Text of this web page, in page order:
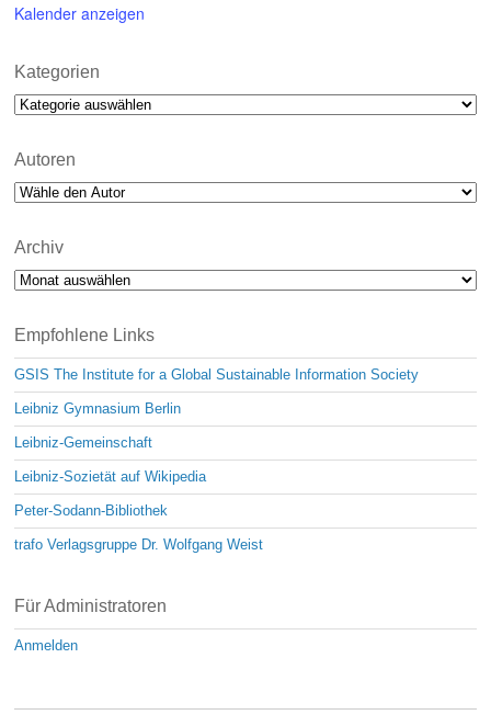
Kalender anzeigen
Kategorien
Kategorien
Autoren
Archiv
Archiv
Empfohlene Links
GSIS The Institute for a Global Sustainable Information Society
Leibniz Gymnasium Berlin
Leibniz-Gemeinschaft
Leibniz-Sozietät auf Wikipedia
Peter-Sodann-Bibliothek
trafo Verlagsgruppe Dr. Wolfgang Weist
Für Administratoren
Anmelden